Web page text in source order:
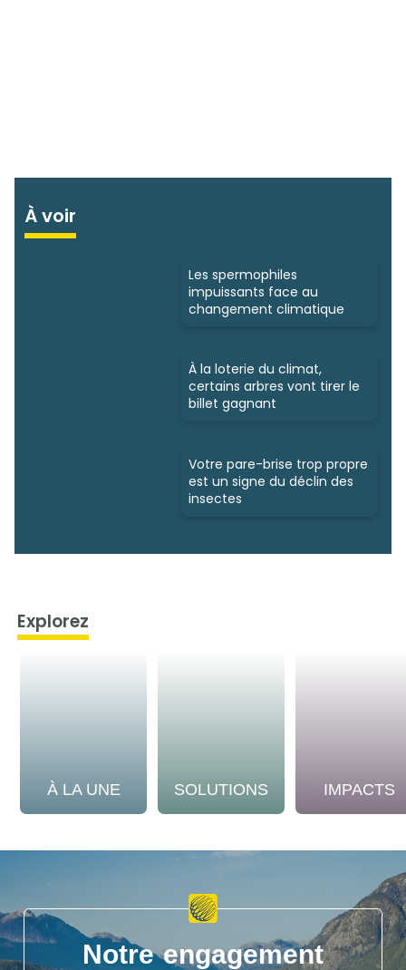
À voir
Les spermophiles
impuissants face au
changement climatique
À la loterie du climat,
certains arbres vont tirer le
billet gagnant
Votre pare-brise trop propre
est un signe du déclin des
insectes
Explorez
À LA UNE SOLUTIONS IMPACTS
Notre engagement